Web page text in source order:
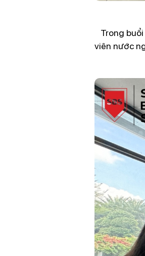
Trong
viên nước